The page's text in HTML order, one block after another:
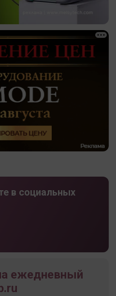
в социальных
ежедневный